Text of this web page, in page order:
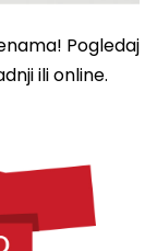
Pogledaj
ili online.